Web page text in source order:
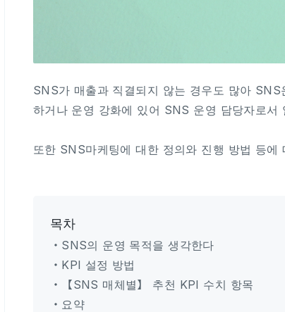
SNS가 매출과 직결되지 않는 경우도 많아
하거나 운영 강화에 있어 SNS 운영 담당자로
또한 SNS마케팅에 대한 정의와 진행 방법 등
목차
・SNS의 운영 목적을 생각한다
・KPI 설정 방법
・【SNS 매체별】 추천 KPI 수치 항목
・요약